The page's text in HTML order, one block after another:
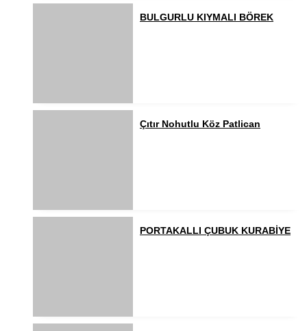
BULGURLU KIYMALI BÖREK
Çıtır Nohutlu Köz Patlican
PORTAKALLI ÇUBUK KURABİYE